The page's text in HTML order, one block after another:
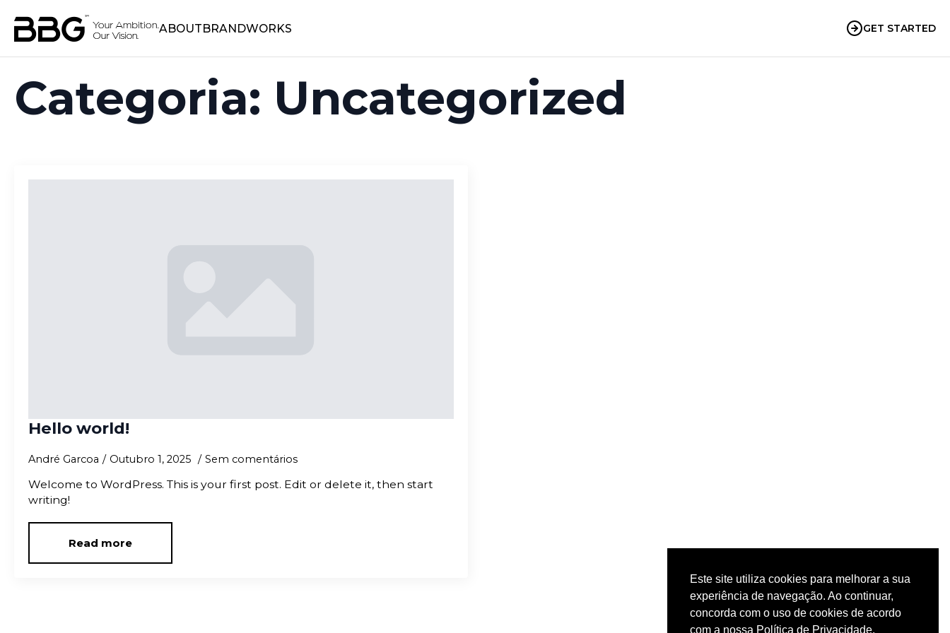
ABOUTBRANDWORKS GET STARTED
Categoria: Uncategorized
Hello world!
André Garcoa Outubro 1, 2025 Sem comentários
Welcome to WordPress. This is your first post. Edit or delete it, then start
writing!
Read more
Este site utiliza cookies para melhorar a sua
experiência de navegação. Ao continuar,
concorda com o uso de cookies de acordo
com a nossa Política de Privacidade.